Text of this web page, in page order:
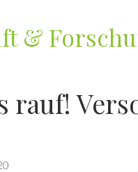
&
rauf!